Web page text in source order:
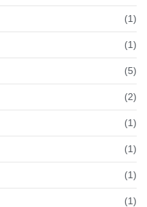
(1)
(1)
(5)
(2)
(1)
(1)
(1)
(1)